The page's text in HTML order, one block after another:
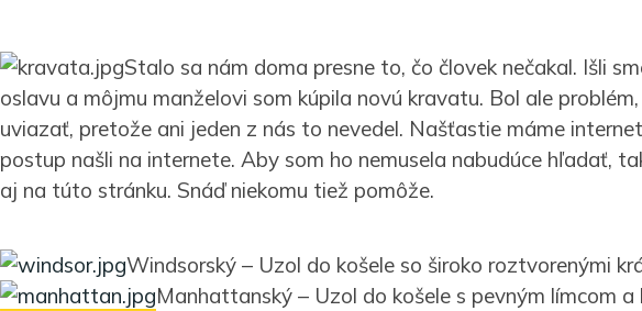
Stalo sa nám doma presne to, čo človek nečakal. Išli
oslavu a môjmu manželovi som kúpila novú kravatu. Bol ale
uviazať, pretože ani jeden z nás to nevedel. Našťastie máme
postup našli na internete. Aby som ho nemusela nabudúce hľadať,
aj na túto stránku. Snáď niekomu tiež pomôže.
Windsorský – Uzol do košele so široko roztvorenými
Manhattanský – Uzol do košele s pevným límcom